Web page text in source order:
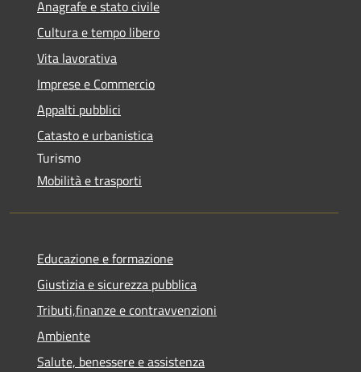
Anagrafe e stato civile
Cultura e tempo libero
Vita lavorativa
Imprese e Commercio
Appalti pubblici
Catasto e urbanistica
Turismo
Mobilità e trasporti
Educazione e formazione
Giustizia e sicurezza pubblica
Tributi,finanze e contravvenzioni
Ambiente
Salute, benessere e assistenza